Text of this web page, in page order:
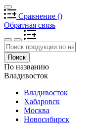
Сравнение ()
Обратная связь
Поиск
По названию
Владивосток
Владивосток
Хабаровск
Москва
Новосибирск